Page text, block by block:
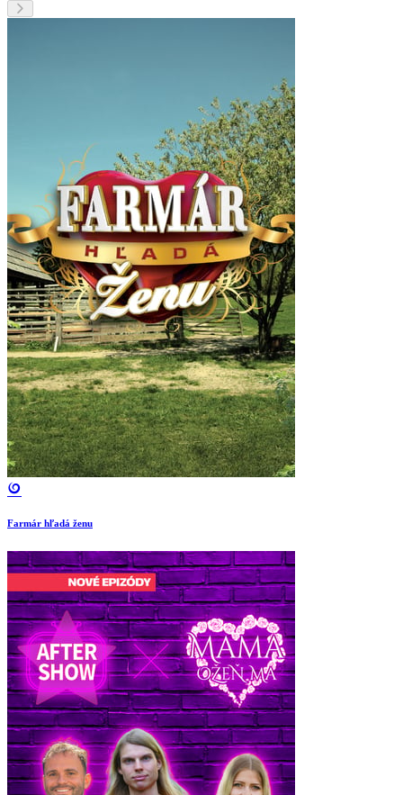
Farmár hľadá ženu